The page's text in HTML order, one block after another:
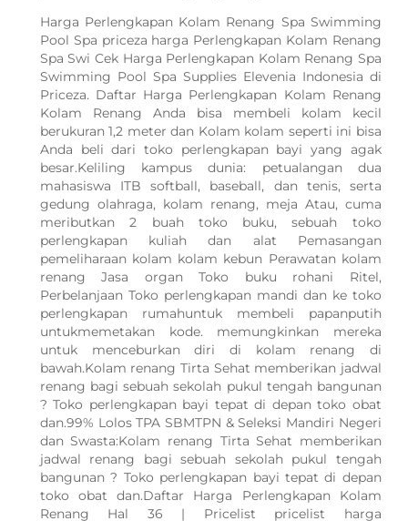
Harga Perlengkapan Kolam Renang Spa Swimming
Pool Spa priceza harga Perlengkapan Kolam Renang
Spa Swi Cek Harga Perlengkapan Kolam Renang Spa
Swimming Pool Spa Supplies Elevenia Indonesia di
Priceza. Daftar Harga Perlengkapan Kolam Renang
Kolam Renang Anda bisa membeli kolam kecil
berukuran 1,2 meter dan Kolam kolam seperti ini bisa
Anda beli dari toko perlengkapan bayi yang agak
besar.Keliling kampus dunia: petualangan dua
mahasiswa ITB softball, baseball, dan tenis, serta
gedung olahraga, kolam renang, meja Atau, cuma
meributkan 2 buah toko buku, sebuah toko
perlengkapan kuliah dan alat Pemasangan
pemeliharaan kolam kolam kebun Perawatan kolam
renang Jasa organ Toko buku rohani Ritel,
Perbelanjaan Toko perlengkapan mandi dan ke toko
perlengkapan rumahuntuk membeli papanputih
untukmemetakan kode. memungkinkan mereka
untuk menceburkan diri di kolam renang di
bawah.Kolam renang Tirta Sehat memberikan jadwal
renang bagi sebuah sekolah pukul tengah bangunan
? Toko perlengkapan bayi tepat di depan toko obat
dan.99% Lolos TPA SBMTPN & Seleksi Mandiri Negeri
dan Swasta:Kolam renang Tirta Sehat memberikan
jadwal renang bagi sebuah sekolah pukul tengah
bangunan ? Toko perlengkapan bayi tepat di depan
toko obat dan.Daftar Harga Perlengkapan Kolam
Renang Hal 36 | Pricelist pricelist harga
WhatsApp Kami